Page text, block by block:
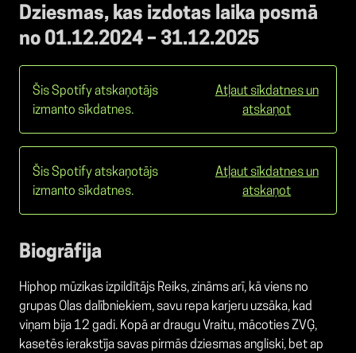
Dziesmas, kas izdotas laika posmā
no 01.12.2024 – 31.12.2025
Šis Spotify atskaņotājs
izmanto sīkdatnes.
Atļaut sīkdatnes un
atskaņot
Šis Spotify atskaņotājs
izmanto sīkdatnes.
Atļaut sīkdatnes un
atskaņot
Biogrāfija
Hiphop mūzikas izpildītājs Reiks, zināms arī, kā viens no
grupas Olas dalībniekiem, savu repa karjeru uzsāka, kad
viņam bija 12 gadi. Kopā ar draugu Vraitu, mācoties ZVĢ,
kasetēs ierakstīja savas pirmās dziesmas angliski, bet ap